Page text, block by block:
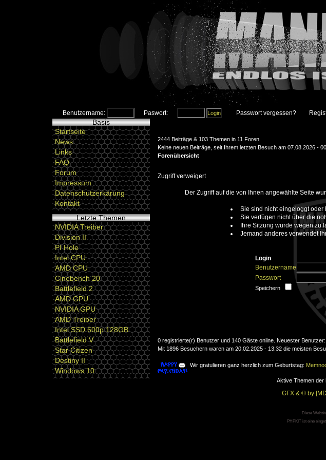
Benutzername: Paswort: Passwort vergessen?
Basis
Startseite
News
Links
FAQ
Forum
Impressum
Datenschutzerkärung
Kontakt
Letzte Themen
NVIDIA Treiber
Division II
PI Hole
Intel CPU
AMD CPU
Cinebench 20
Battlefield 2
AMD GPU
NVIDIA GPU
AMD Treiber
Intel SSD 600p 128GB
Battlefield V
Star Citizen
Destiny II
Windows 10
2444 Beiträge & 103 Themen in 11 Foren
Keine neuen Beiträge, seit Ihrem letzten Besuch am 07.08.2026 -
Forenübersicht
Zugriff verweigert
Der Zugriff auf die von Ihnen angewählte Seite
Sie sind nicht eingeloggt oder
Sie verfügen nicht über die
Ihre Sitzung wurde wegen zu
Jemand anderes verwendet
Login
Benutzername
Passwort
Speichern
0 registrierte(r) Benutzer und 140 Gäste online. Neuester Benutzer:
Mit 1896 Besuchern waren am 20.02.2025 - 13:32 die meisten
Wir gratulieren ganz herzlich zum Geburtstag:
Aktive Themen der
GFX & © by
Diese
PHPKIT ist eine